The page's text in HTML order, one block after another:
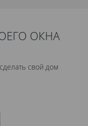
ОКНА
свой дом